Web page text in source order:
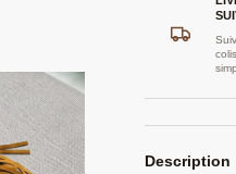
colis
Description